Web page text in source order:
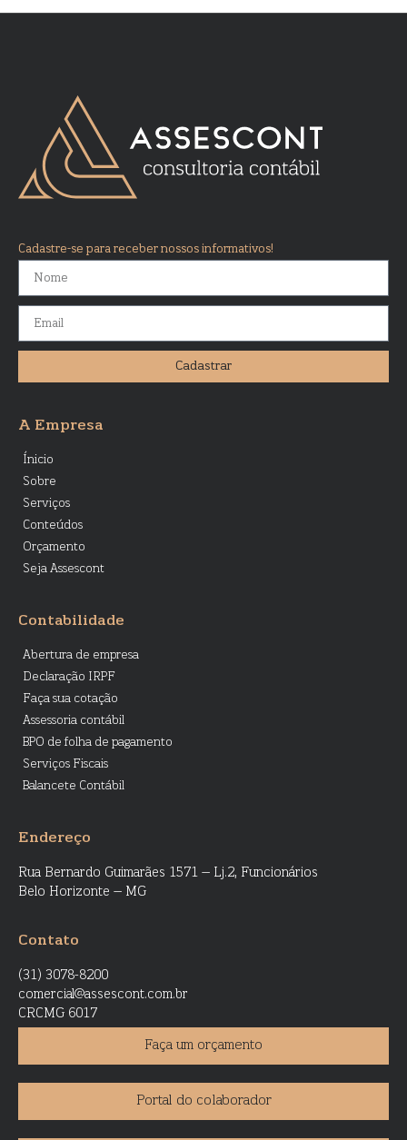
Cadastre-se para receber nossos informativos!
Cadastrar
A Empresa
Ínicio
Sobre
Serviços
Conteúdos
Orçamento
Seja Assescont
Contabilidade
Abertura de empresa
Declaração IRPF
Faça sua cotação
Assessoria contábil
BPO de folha de pagamento
Serviços Fiscais
Balancete Contábil
Endereço
Rua Bernardo Guimarães 1571 – Lj.2, Funcionários
Belo Horizonte – MG
Contato
(31) 3078-8200
comercial@assescont.com.br
CRCMG 6017
Faça um orçamento
Portal do colaborador